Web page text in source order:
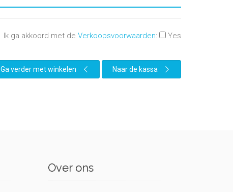
Ik ga akkoord met de Verkoopsvoorwaarden: Yes
Ga verder met winkelen Naar de kassa
Over ons